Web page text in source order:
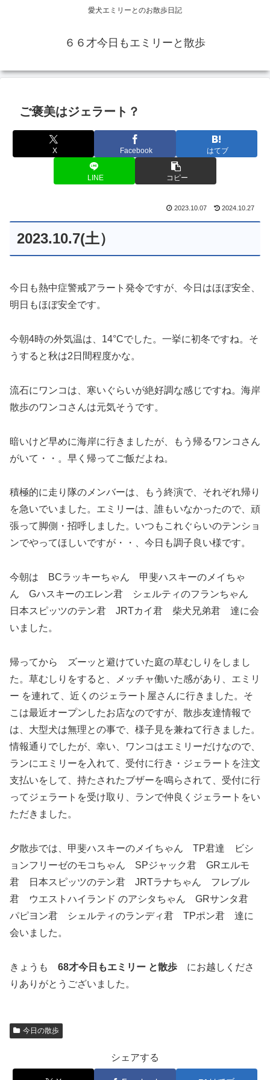
愛犬エミリーとのお散歩日記
６６才今日もエミリーと散歩
ご褒美はジェラート？
X Facebook はてブ
LINE コピー
2023.10.07 2024.10.27
2023.10.7(土）
今日も熱中症警戒アラート発令ですが、今日はほぼ安全、
明日もほぼ安全です。
今朝4時の外気温は、14°Cでした。一挙に初冬ですね。そ
うすると秋は2日間程度かな。
流石にワンコは、寒いぐらいが絶好調な感じですね。海岸
散歩のワンコさんは元気そうです。
暗いけど早めに海岸に行きましたが、もう帰るワンコさん
がいて・・。早く帰ってご飯だよね。
積極的に走り隊のメンバーは、もう終演で、それぞれ帰り
を急いでいました。エミリーは、誰もいなかったので、頑
張って脚側・招呼しました。いつもこれぐらいのテンショ
ンでやってほしいですが・・、今日も調子良い様です。
今朝は BCラッキーちゃん 甲斐ハスキーのメイちゃ
ん Gハスキーのエレン君 シェルティのフランちゃん
日本スピッツのテン君 JRTカイ君 柴犬兄弟君 達に会
いました。
帰ってから ズーッと避けていた庭の草むしりをしまし
た。草むしりをすると、メッチャ働いた感があり、エミリ
ー を連れて、近くのジェラート屋さんに行きました。そ
こは最近オープンしたお店なのですが、散歩友達情報で
は、大型犬は無理との事で、様子見を兼ねて行きました。
情報通りでしたが、幸い、ワンコはエミリーだけなので、
ランにエミリーを入れて、受付に行き・ジェラートを注文
支払いをして、持たされたブザーを鳴らされて、受付に行
ってジェラートを受け取り、ランで仲良くジェラートをい
ただきました。
夕散歩では、甲斐ハスキーのメイちゃん TP君達 ビシ
ョンフリーゼのモコちゃん SPジャック君 GRエルモ
君 日本スピッツのテン君 JRTラナちゃん フレブル
君 ウエストハイランド のアシタちゃん GRサンタ君
パピヨン君 シェルティのランディ君 TPポン君 達に
会いました。
きょうも 68才今日もエミリー と散歩 にお越しくださ
りありがとうございました。
今日の散歩
シェアする